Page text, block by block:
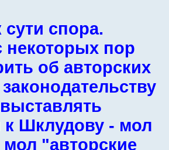
сути спора.
пор
об авторских
к Шклудову - мол
мол "авторские